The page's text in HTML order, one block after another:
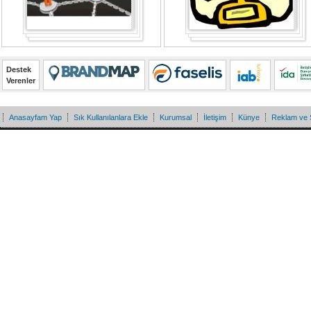
Destek
Verenler
Anasayfam Yap Sık Kullanılanlara Ekle Kurumsal İletişim Künye Reklam ve